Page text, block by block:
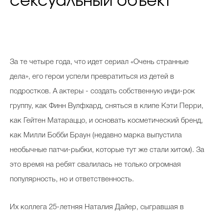
За те четыре года, что идет сериал «Очень странные
дела», его герои успели превратиться из детей в
подростков. А актеры - создать собственную инди-рок
группу, как Финн Вулфхард, сняться в клипе Кэти Перри,
как Гейтен Матараццо, и основать косметический бренд,
как Милли Бобби Браун (недавно марка выпустила
необычные патчи-рыбки, которые тут же стали хитом). За
это время на ребят свалилась не только огромная
популярность, но и ответственность.
Их коллега 25-летняя Наталия Дайер, сыгравшая в